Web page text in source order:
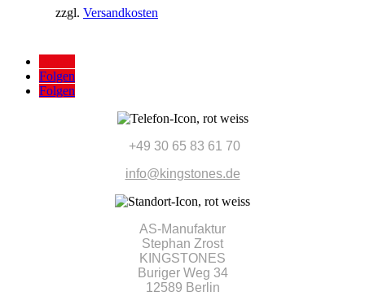
zzgl. Versandkosten
Folgen
Folgen
+49 30 65 83 61 70
info@kingstones.de
AS-Manufaktur
Stephan Zrost
KINGSTONES
Buriger Weg 34
12589 Berlin